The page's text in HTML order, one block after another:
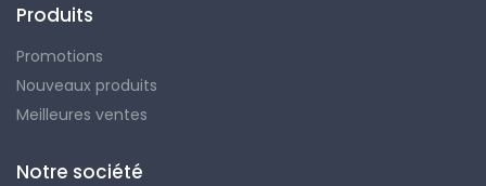
Produits
Promotions
Nouveaux produits
Meilleures ventes
Notre société